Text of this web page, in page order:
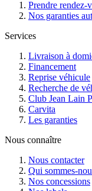
Prendre rendez-
Nos garanties
Services
Livraison à
Financement
Reprise véhicule
Recherche de
Club Jean Lain
Carvita
Les garanties
Nous connaître
Nous contacter
Qui sommes-
Nos concessions